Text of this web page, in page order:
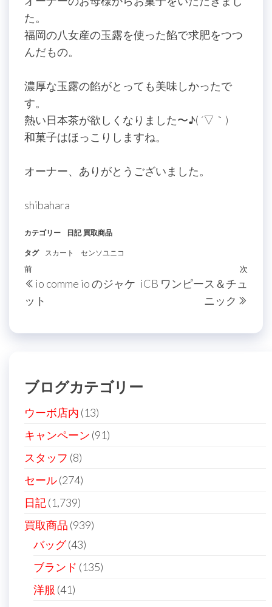
た。
福岡の八女産の玉露を使った餡で求肥をつつ
んだもの。
濃厚な玉露の餡がとっても美味しかったで
す。
熱い日本茶が欲しくなりました〜♪( ´▽｀)
和菓子はほっこりしますね。
オーナー、ありがとうございました。
shibahara
カテゴリー 日記 買取商品
タグ スカート センソユニコ
投
稿
ナ
ビ
シ
ョ
ン
過
去
の
前
io comme io のジャケ
ット
次
次
iCB ワンピース＆チュ
ニック
ブログカテゴリー
ウーボ店内 (13)
キャンペーン (91)
スタッフ (8)
セール(274)
日記(1,739)
買取商品 (939)
バッグ(43)
ブランド (135)
洋服 (41)